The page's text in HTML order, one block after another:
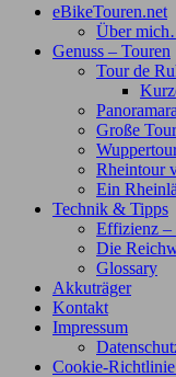
eBikeTouren.net
Über
Genuss – Touren
Tour de
Große
Rheintour
Ein
Technik & Tipps
Effizienz –
Die
Glossary
Akkuträger
Kontakt
Impressum
Cookie-